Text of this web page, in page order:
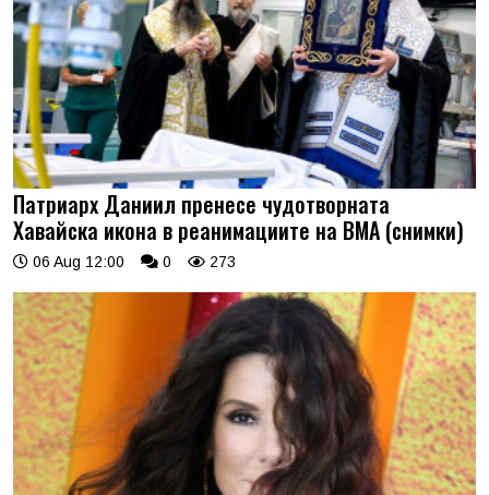
Патриарх Даниил пренесе чудотворната
Хавайска икона в реанимациите на ВМА (снимки)
06 Aug 12:00 0 273